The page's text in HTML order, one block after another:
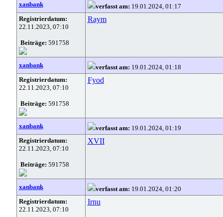
xanbank verfasst am: 19.01.2024, 01:17
Registrierdatum:
22.11.2023, 07:10
Beiträge: 591758
Raym
xanbank verfasst am: 19.01.2024, 01:18
Registrierdatum:
22.11.2023, 07:10
Beiträge: 591758
Fyod
xanbank verfasst am: 19.01.2024, 01:19
Registrierdatum:
22.11.2023, 07:10
Beiträge: 591758
XVII
xanbank verfasst am: 19.01.2024, 01:20
Registrierdatum:
22.11.2023, 07:10
Irnu